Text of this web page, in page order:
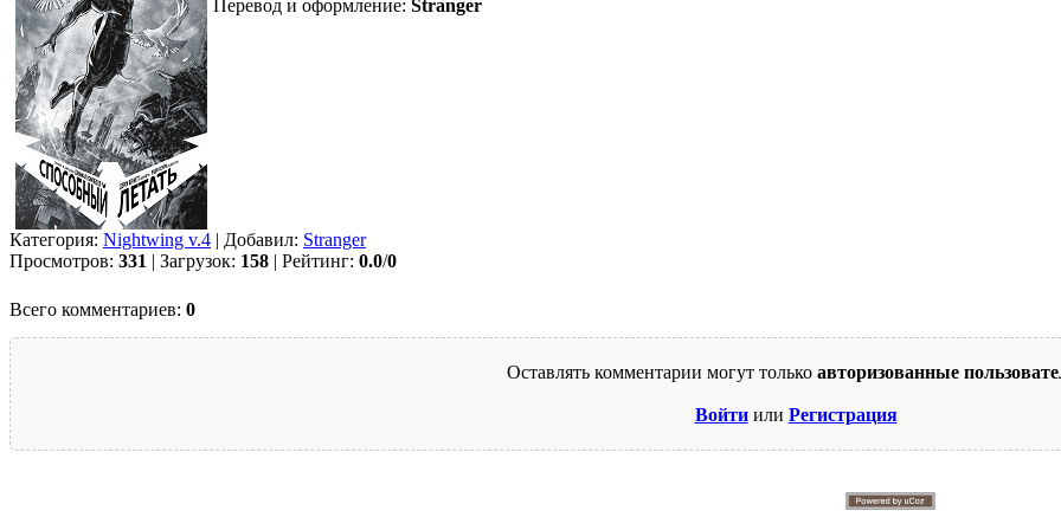
Перевод и оформление: Stranger
Категория: Nightwing v.4 | Добавил: Strаngеr
Просмотров: 331 | Загрузок: 158 | Рейтинг: 0.0/0
Всего комментариев: 0
Оставлять комментарии могут только авторизованные
Войтиили Регистрация